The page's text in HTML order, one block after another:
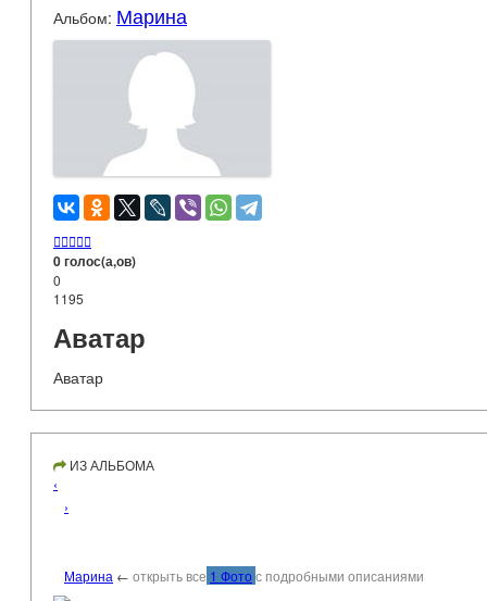
Альбом: Марина

0 голос(а,ов)
0
1195
Аватар
Аватар
ИЗ АЛЬБОМА
‹
›
Марина ← открыть все 1 Фото с подробными описаниями